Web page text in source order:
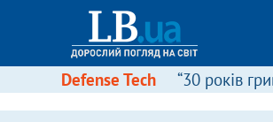
Defense Tech “30 років